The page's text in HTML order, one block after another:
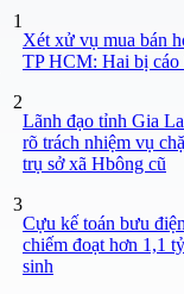
1
Xét xử vụ mua bán
TP HCM: Hai bị cáo
2
Lãnh đạo tỉnh Gia
rõ trách nhiệm vụ
trụ sở xã Hbông cũ
3
Cựu kế toán bưu
chiếm đoạt hơn 1,1
sinh